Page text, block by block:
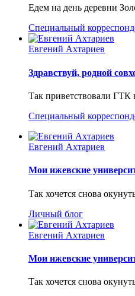
Едем на день деревни
Специальный
Евгений Ахтариев
Здравствуй, родной
Так приветствовали ГТК
Специальный
Евгений Ахтариев
Мои ижевские
Так хочется снова
Личный блог
Евгений Ахтариев
Мои ижевские
Так хочется снова